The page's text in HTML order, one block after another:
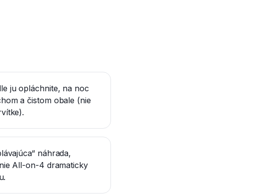
ju opláchnite, na noc
a čistom obale (nie
náhrada,
All-on-4 dramaticky